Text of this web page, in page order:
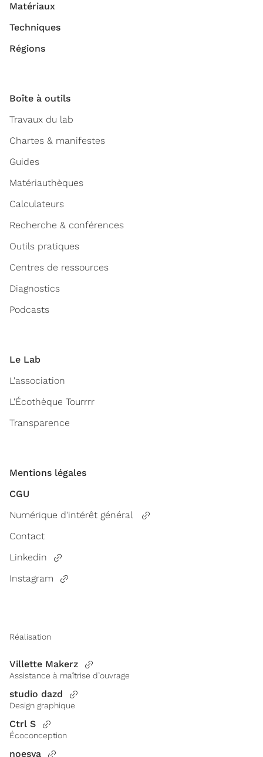
Matériaux
Techniques
Régions
Boîte à outils
Travaux du lab
Chartes & manifestes
Guides
Matériauthèques
Calculateurs
Recherche & conférences
Outils pratiques
Centres de ressources
Diagnostics
Podcasts
Le Lab
L'association
L'Écothèque Tourrrr
Transparence
Mentions légales
CGU
Numérique d'intérêt général
Contact
Linkedin
Instagram
Réalisation
Villette Makerz
Assistance à maîtrise d’ouvrage
studio dazd
Design graphique
Ctrl S
Écoconception
noesya